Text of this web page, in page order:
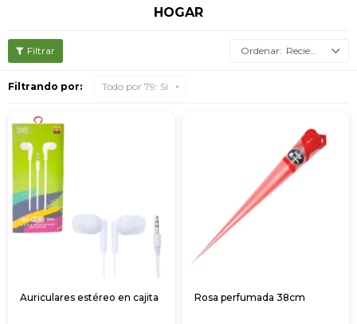
HOGAR
Recientes
Filtrando por: Todo por 79: Si
Auriculares estéreo en cajita Rosa perfumada 38cm